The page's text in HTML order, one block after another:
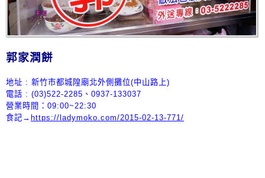
郭家潤餅
地址 : 新竹市都城隍廟北外側攤位(中山路上)
電話 : (03)522-2285、0937-133037
營業時間： 09:00~22:30
食記→ https://ladymoko.com/2015-02-13-771/